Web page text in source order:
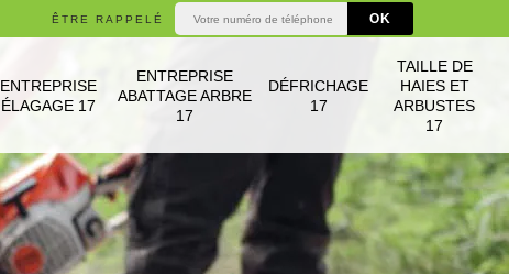
ÊTRE RAPPELÉ
ENTREPRISE
ÉLAGAGE 17
ENTREPRISE
ABATTAGE ARBRE
17
DÉFRICHAGE
17
TAILLE DE
HAIES ET
ARBUSTES
17